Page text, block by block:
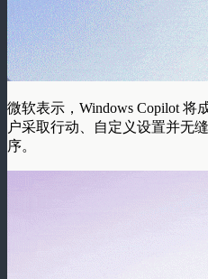
微软表示，Windows Copilot 将
户采取行动、自定义设置并无
序。